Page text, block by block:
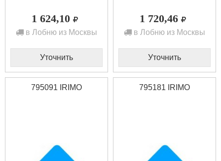
1 624,10
в Лобню из Москвы
Уточнить
1 720,46
в Лобню из Москвы
Уточнить
795091 IRIMO 795181 IRIMO